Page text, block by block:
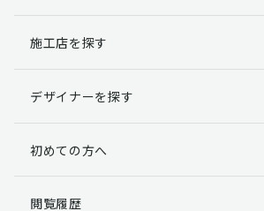
個人情報提出の任意性
す。
らかじめご了承ください。
個人情報の開示請求について
施工店を探す
デザイナーを探す
初めての方へ
閲覧履歴